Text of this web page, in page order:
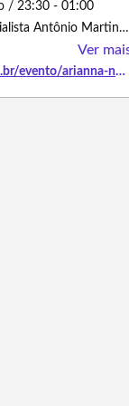
/ 23:30 - 01:00
SPAÇO FESTAS, Rua Radialista Antônio Martins Filho - Palmeira dos Índios/Alagoas
Ver
https://www.sympla.com.br/evento/arianna-nutt-em-palmeira-dos-indios/3489912